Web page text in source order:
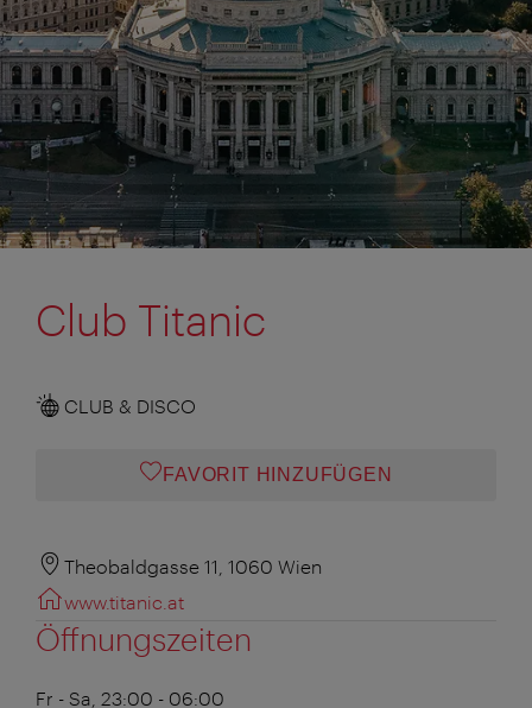
Club Titanic
CLUB & DISCO
FAVORIT HINZUFÜGEN
Theobaldgasse 11, 1060 Wien
www.titanic.at
Öffnungszeiten
Fr - Sa, 23:00 - 06:00